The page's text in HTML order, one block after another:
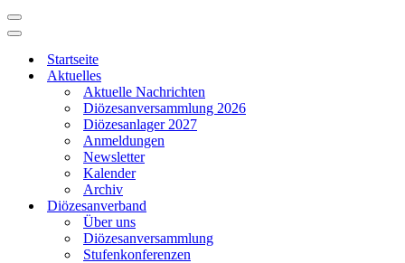
Navigationsmenü
Navigationsmenü
Startseite
Aktuelles
Aktuelle Nachrichten
Diözesanversammlung 2026
Diözesanlager 2027
Anmeldungen
Newsletter
Kalender
Archiv
Diözesanverband
Über uns
Diözesanversammlung
Stufenkonferenzen